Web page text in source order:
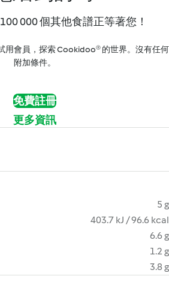
000 個其他食譜正等著您！
用會員，探索 Cookidoo® 的世界。沒有任何
附加條件。
免費註冊
更多資訊
5 g
403.7 kJ / 96.6 kcal
6.6 g
1.2 g
3.8 g